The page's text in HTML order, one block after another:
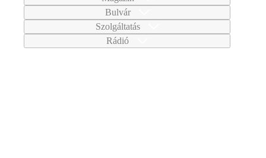
Bulvár
Szolgáltatás
Rádió